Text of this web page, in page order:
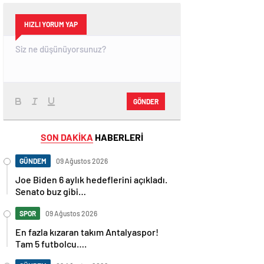
HIZLI YORUM YAP
GÖNDER
SON DAKİKA HABERLERİ
GÜNDEM 09 Ağustos 2026
Joe Biden 6 aylık hedeflerini açıkladı.
Senato buz gibi…
SPOR 09 Ağustos 2026
En fazla kızaran takım Antalyaspor!
Tam 5 futbolcu….